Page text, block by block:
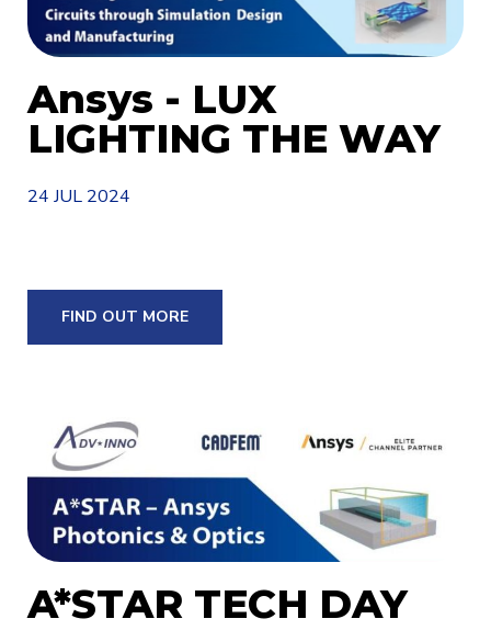
Ansys - LUX
LIGHTING THE WAY
24 JUL 2024
FIND OUT MORE
A*STAR TECH DAY